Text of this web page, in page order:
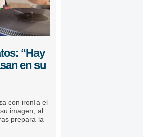
“Hay
en su
con ironía el
imagen, al
prepara la